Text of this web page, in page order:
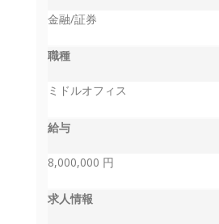
金融/証券
職種
ミドルオフィス
給与
8,000,000 円
求人情報